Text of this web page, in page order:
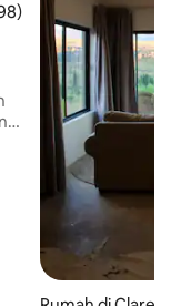
rata 4,85 dari 5, 198